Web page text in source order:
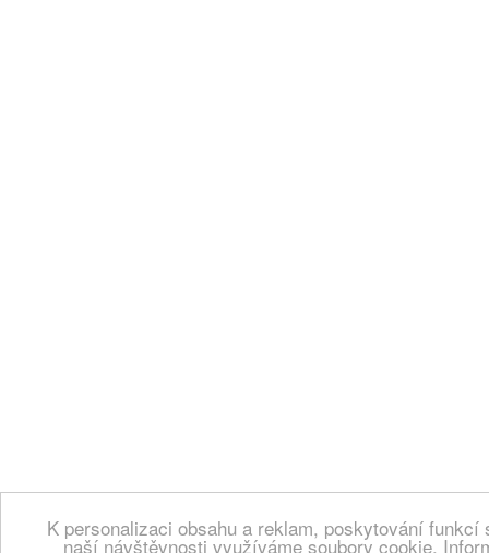
K personalizaci obsahu a reklam, poskytování
naší návštěvnosti využíváme soubory cookie.